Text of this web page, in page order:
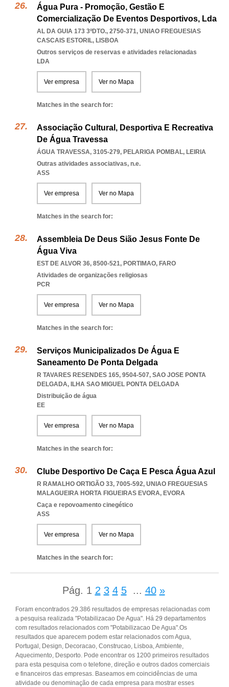
Água Pura - Promoção, Gestão E
Comercialização De Eventos Desportivos, Lda
AL DA GUIA 173 3ºDTO., 2750-371, UNIAO FREGUESIAS
CASCAIS ESTORIL, LISBOA
Outros serviços de reservas e atividades relacionadas
LDA
Ver empresa Ver no Mapa
Matches in the search for:
Associação Cultural, Desportiva E Recreativa
De Água Travessa
ÁGUA TRAVESSA, 3105-279, PELARIGA POMBAL, LEIRIA
Outras atividades associativas, n.e.
ASS
Ver empresa Ver no Mapa
Matches in the search for:
Assembleia De Deus Sião Jesus Fonte De
Água Viva
EST DE ALVOR 36, 8500-521, PORTIMAO, FARO
Atividades de organizações religiosas
PCR
Ver empresa Ver no Mapa
Matches in the search for:
Serviços Municipalizados De Água E
Saneamento De Ponta Delgada
R TAVARES RESENDES 165, 9504-507, SAO JOSE PONTA
DELGADA, ILHA SAO MIGUEL PONTA DELGADA
Distribuição de água
EE
Ver empresa Ver no Mapa
Matches in the search for:
Clube Desportivo De Caça E Pesca Água Azul
R RAMALHO ORTIGÃO 33, 7005-592, UNIAO FREGUESIAS
MALAGUEIRA HORTA FIGUEIRAS EVORA, EVORA
Caça e repovoamento cinegético
ASS
Ver empresa Ver no Mapa
Matches in the search for:
Pág. 1 2 3 4 5 ... 40 »
Foram encontrados 29.386 resultados de empresas relacionadas com
a pesquisa realizada "Potabilizacao De Agua". Há 29 departamentos
com resultados relacionados com "Potabilizacao De Agua".Os
resultados que aparecem podem estar relacionados com Agua,
Portugal, Design, Decoracao, Construcao, Lisboa, Ambiente,
Aquecimento, Desporto. Pode encontrar os 1200 primeiros resultados
para esta pesquisa com o telefone, direção e outros dados comerciais
e financeiros das empresas. Baseamos em coincidências de uma
atividade ou denominação de cada empresa para mostrar esses